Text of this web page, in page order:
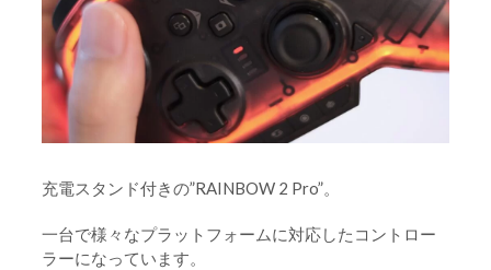
2-3-1.サイズ
2-4.BIGBIG WON ”RAINBOW 2 Pro”の使用感につ
いて
2-4-1.
光るコントローラーでテンションUP
2-4-2.
充電ドッグがあるから充電のし忘れが少なく
なる
充電スタンド付きの”RAINBOW 2 Pro”。
一台で様々なプラットフォームに対応したコントロー
ラーになっています。